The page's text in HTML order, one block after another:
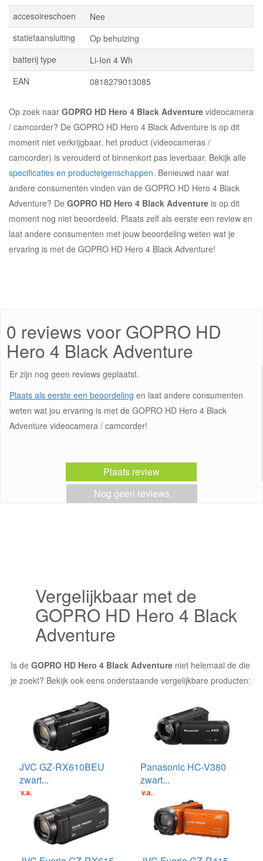
accesoireschoen
Nee
statiefaansluiting
Op behuizing
batterij type
Li-Ion 4 Wh
EAN
0818279013085
Op zoek naar GOPRO HD Hero 4 Black Adventure videocamera
/ camcorder? De GOPRO HD Hero 4 Black Adventure is op dit
moment niet verkrijgbaar, het product (videocameras /
camcorder) is verouderd of binnenkort pas leverbaar. Bekijk alle
specificaties en producteigenschappen. Benieuwd naar wat
andere consumenten vinden van de GOPRO HD Hero 4 Black
Adventure? De GOPRO HD Hero 4 Black Adventure is op dit
moment nog niet beoordeeld. Plaats zelf als eerste een review en
laat andere consumenten met jouw beoordeling weten wat je
ervaring is met de GOPRO HD Hero 4 Black Adventure!
0 reviews voor GOPRO HD
Hero 4 Black Adventure
Er zijn nog geen reviews geplaatst.
Plaats als eerste een beoordeling en laat andere consumenten
weten wat jou ervaring is met de GOPRO HD Hero 4 Black
Adventure videocamera / camcorder!
Plaats review
Nog geen reviews
Vergelijkbaar met de
GOPRO HD Hero 4 Black
Adventure
Is de GOPRO HD Hero 4 Black Adventure niet helemaal de die
je zoekt? Bekijk ook eens onderstaande vergelijkbare producten:
JVC GZ-RX610BEU
zwart...
v.a. €349.99
Panasonic HC-V380
zwart...
v.a. €279.00